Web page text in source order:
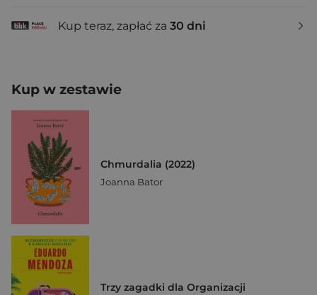
Kup teraz, zapłać za 30 dni
Kup w zestawie
Chmurdalia (2022)
Joanna Bator
Trzy zagadki dla Organizacji